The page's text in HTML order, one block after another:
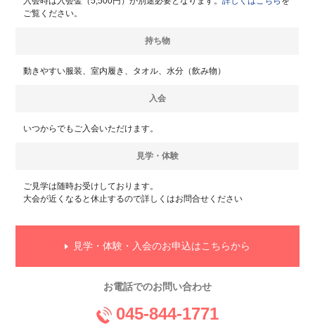
ご覧ください。
持ち物
動きやすい服装、室内履き、タオル、水分（飲み物）
入会
いつからでもご入会いただけます。
見学・体験
ご見学は随時お受けしております。
大会が近くなると休止するので詳しくはお問合せください
見学・体験・入会のお申込はこちらから
お電話でのお問い合わせ
045-844-1771